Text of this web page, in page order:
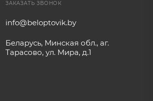
ЗАКАЗАТЬ ЗВОНОК
info@beloptovik.by
Беларусь, Минская обл., аг.
Тарасово, ул. Мира, д.1